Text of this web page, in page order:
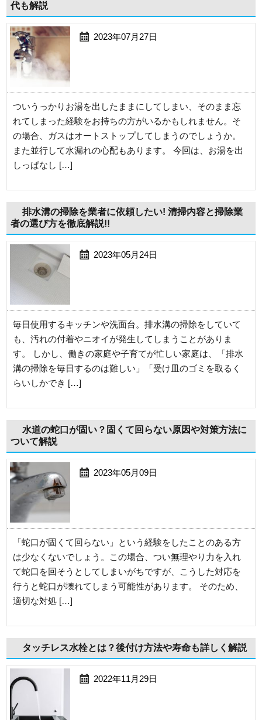
代も解説
2023年07月27日
ついうっかりお湯を出したままにしてしまい、そのまま忘
れてしまった経験をお持ちの方がいるかもしれません。そ
の場合、ガスはオートストップしてしまうのでしょうか。
また並行して水漏れの心配もあります。 今回は、お湯を出
しっぱなし […]
排水溝の掃除を業者に依頼したい! 清掃内容と掃除業
者の選び方を徹底解説!!
2023年05月24日
毎日使用するキッチンや洗面台。排水溝の掃除をしていて
も、汚れの付着やニオイが発生してしまうことがありま
す。 しかし、働きの家庭や子育てが忙しい家庭は、「排水
溝の掃除を毎日するのは難しい」「受け皿のゴミを取るく
らいしかでき […]
水道の蛇口が固い？固くて回らない原因や対策方法に
ついて解説
2023年05月09日
「蛇口が固くて回らない」という経験をしたことのある方
は少なくないでしょう。この場合、つい無理やり力を入れ
て蛇口を回そうとしてしまいがちですが、こうした対応を
行うと蛇口が壊れてしまう可能性があります。 そのため、
適切な対処 […]
タッチレス水栓とは？後付け方法や寿命も詳しく解説
2022年11月29日